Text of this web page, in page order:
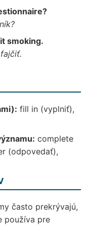
smoking.
fill in (vyplniť),
complete
(odpovedať),
často prekrývajú,
používa pre